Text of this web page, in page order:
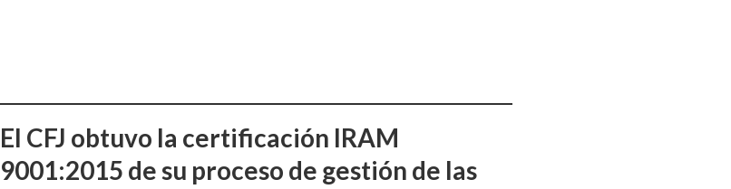
El CFJ obtuvo la certificación IRAM
9001:2015 de su proceso de gestión de las